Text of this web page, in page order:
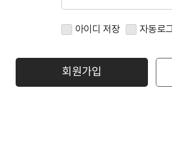
아이디 저장 자동로
회원가입